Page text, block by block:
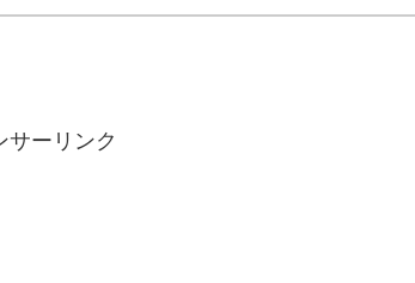
サーリンク